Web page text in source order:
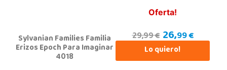
Sylvanian Families Familia
Erizos Epoch Para Imaginar
4018
Oferta!
29,99 €26,99 €
Lo quiero!